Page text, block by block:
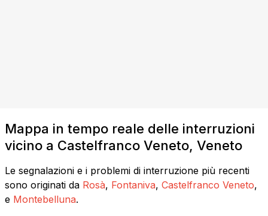
Mappa in tempo reale delle interruzioni
vicino a Castelfranco Veneto, Veneto
Le segnalazioni e i problemi di interruzione più recenti
sono originati da Rosà, Fontaniva, Castelfranco Veneto,
e Montebelluna.